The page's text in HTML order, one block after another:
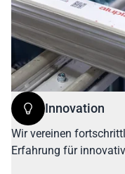
Innovation
Wir vereinen
Erfahrung für